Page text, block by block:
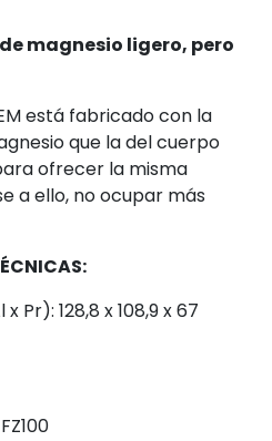
magnesio ligero, pero
está fabricado con la
que la del cuerpo
ofrecer la misma
a ello, no ocupar más
Pr): 128,8 x 108,9 x 67